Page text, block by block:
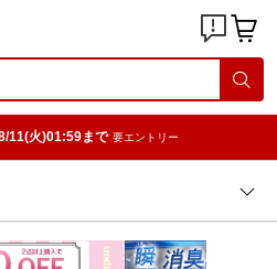
11(火)01:59まで 要エントリー